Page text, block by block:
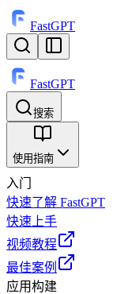
FastGPT
FastGPT
搜索
⌘K
使用指南
入门
快速了解 FastGPT
快速上手
视频教程
最佳案例
应用构建